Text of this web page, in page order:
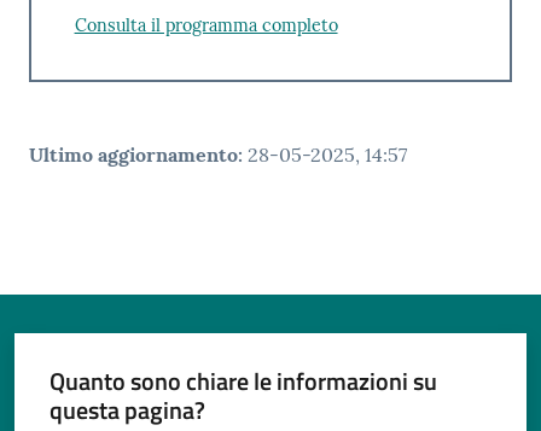
Consulta il programma completo
Ultimo aggiornamento: 28-05-2025, 14:57
Quanto sono chiare le informazioni su
questa pagina?